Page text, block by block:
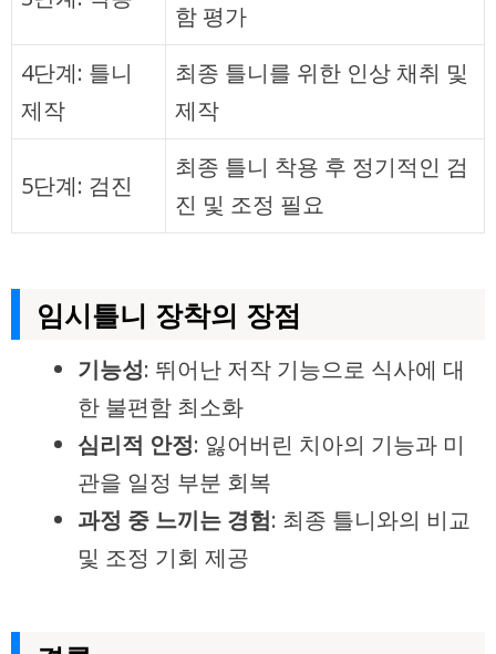
함 평가
4단계: 틀니
제작
최종 틀니를 위한 인상 채취 및
제작
5단계: 검진
최종 틀니 착용 후 정기적인 검
진 및 조정 필요
임시틀니 장착의 장점
기능성: 뛰어난 저작 기능으로 식사에 대
한 불편함 최소화
심리적 안정: 잃어버린 치아의 기능과 미
관을 일정 부분 회복
과정 중 느끼는 경험: 최종 틀니와의 비교
및 조정 기회 제공